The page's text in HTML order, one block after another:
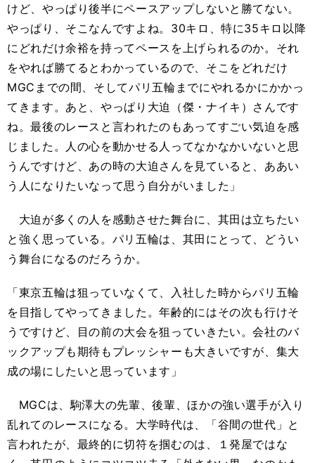
けど、やっぱり後半にペースアップしないと勝てない。
やっぱり、そこなんですよね。30キロ、特に35キロ以降
にどれだけ余裕を持ってペースを上げられるのか。それ
をやれば勝てるとわかっているので、そこをどれだけ
MGCまでの間、そしてパリ五輪までにやれるかにかかっ
てきます。あと、やっぱり大迫（傑・ナイキ）さんです
ね。最後のレースと言われたのもあってすごい気迫を感
じました。人の心を動かせる人ってなかなかいないと思
うんですけど、あの時の大迫さんを見ていると、ああい
う人になりたいなって思う自分がいました」
大迫が多くの人を感動させた舞台に、其田は立ちたい
と強く思っている。パリ五輪は、其田にとって、どうい
う舞台になるのだろうか。
「東京五輪は狙っていなくて、入社した時からパリ五輪
を目指してやってきました。年齢的にはその次も行けそ
うですけど、目の前の大会を狙っていきたい。会社のバ
ックアップも期待もプレッシャーも大きいですが、集大
成の場にしたいと思っています」
MGCは、駒澤大の先輩、後輩、ほかの強い選手が入り
乱れてのレースになる。大学時代は、「谷間の世代」と
言われたが、最終的に切符を掴むのは、１発屋ではな